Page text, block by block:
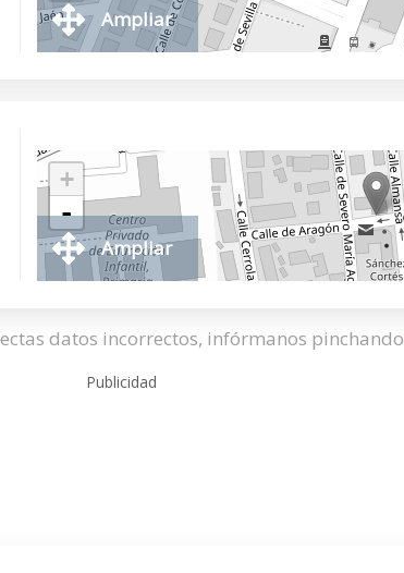
Ampliar
+
-
Ampliar
datos incorrectos, infórmanos pinchando
Publicidad